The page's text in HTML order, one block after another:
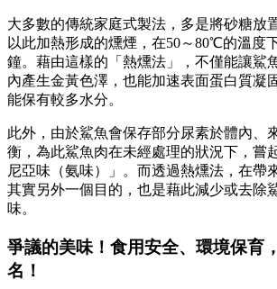
大多數的傳統家庭式製法，多是將砂糖放
以此加熱形成的燻煙，在50～80℃的溫度
鐘。藉由這樣的「熱燻法」，不僅能讓鯊
內產生金黃色澤，也能加速表面蛋白質凝
能保有較多水分。
此外，由於鯊魚會保存部分尿素於體內、
衡，為此鯊魚肉在未經處理的狀況下，嘗
尼亞味（氨味）」。而透過熱燻法，在帶
其實另外一個目的，也是藉此減少或去除
味。
爭議的美味！食用安全、環境保育
名！